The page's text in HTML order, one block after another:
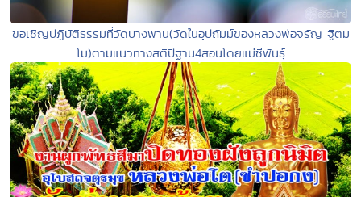
ขอเชิญปฏิบัติธรรมที่วัดบางพาน(วัดในอุปถัมม์ของหลวงพ่อจรัญ ฐิตม
โม)ตามแนวทางสติปัฐาน4สอนโดยแม่ชีพันธุ์